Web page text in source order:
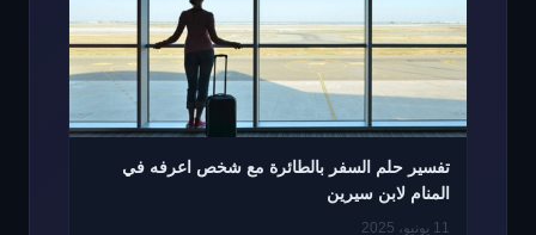
تفسير حلم السفر بالطائرة مع شخص اعرفه في
المنام لابن سيرين
11 يونيو، 2025